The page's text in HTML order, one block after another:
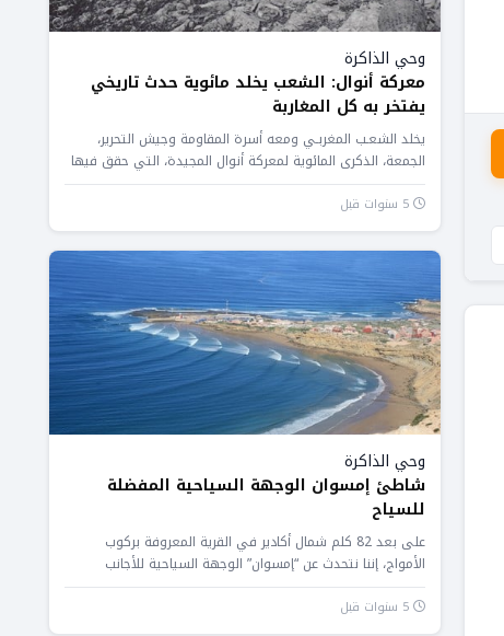
وحي الذاكرة
معركة أنوال: الشعب يخلد مائوية حدث تاريخي
يفتخر به كل المغاربة
يخلد الشعـب المغربـي ومعه أسرة المقاومة وجيش التحرير،
الجمعة، الذكرى المائوية لمعركة أنوال المجيدة، التي حقق فيها
المقاومون والمجاهدون المغاربة...
وحي الذاكرة
شاطئ إمسوان الوجهة السياحية المفضلة
للسياح
على بعد 82 كلم شمال أكادير في القرية المعروفة بركوب
الأمواج، إننا نتحدث عن “إمسوان” الوجهة السياحية للأجانب
والمغاربة، حيث...